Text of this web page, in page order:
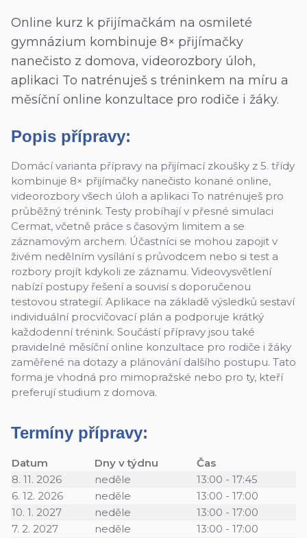
Online kurz k přijímačkám na osmileté
gymnázium kombinuje 8× přijímačky
nanečisto z domova, videorozbory úloh,
aplikaci To natrénuješ s tréninkem na míru a
měsíční online konzultace pro rodiče i žáky.
Popis přípravy:
Domácí varianta přípravy na přijímací zkoušky z 5. třídy
kombinuje 8× přijímačky nanečisto konané online,
videorozbory všech úloh a aplikaci To natrénuješ pro
průběžný trénink. Testy probíhají v přesné simulaci
Cermat, včetně práce s časovým limitem a se
záznamovým archem. Účastníci se mohou zapojit v
živém nedělním vysílání s průvodcem nebo si test a
rozbory projít kdykoli ze záznamu. Videovysvětlení
nabízí postupy řešení a souvisí s doporučenou
testovou strategií. Aplikace na základě výsledků sestaví
individuální procvičovací plán a podporuje krátký
každodenní trénink. Součástí přípravy jsou také
pravidelné měsíční online konzultace pro rodiče i žáky
zaměřené na dotazy a plánování dalšího postupu. Tato
forma je vhodná pro mimopražské nebo pro ty, kteří
preferují studium z domova.
Termíny přípravy:
Datum Dny v týdnu
Čas
8. 11. 2026
neděle
13:00 - 17:45
6. 12. 2026
neděle
13:00 - 17:00
10. 1. 2027
neděle
13:00 - 17:00
7. 2. 2027
neděle
13:00 - 17:00